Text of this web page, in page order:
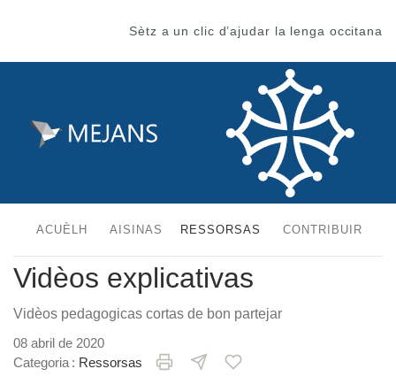
Sètz a un clic d’ajudar la lenga occitana
ACUÈLH AISINAS RESSORSAS CONTRIBUIR
Vidèos explicativas
Vidèos pedagogicas cortas de bon partejar
08 abril de 2020
Categoria : Ressorsas